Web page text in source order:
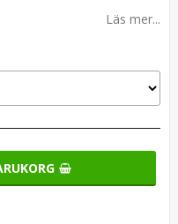
Läs mer...